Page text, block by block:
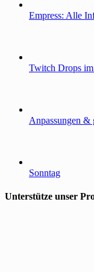
Empress: Alle
Twitch Drops
Anpassungen &
Sonntag
Unterstütze unser